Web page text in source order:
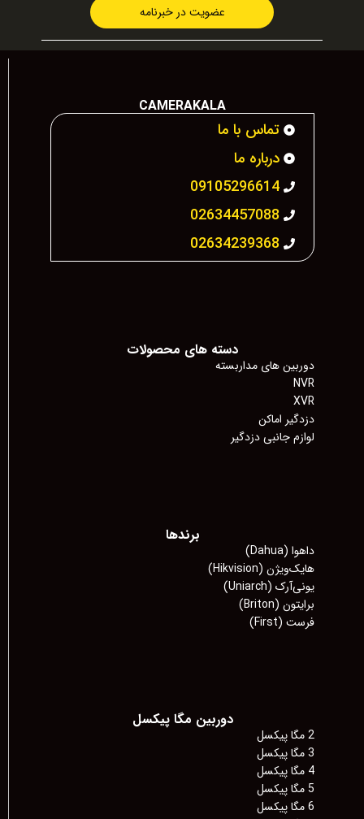
عضویت در خبرنامه
CAMERAKALA
تماس با ما
درباره ما
09105296614
02634457088
02634239368
دسته های محصولات
دوربین های مداربسته
NVR
XVR
دزدگیر اماکن
لوازم جانبی دزدگیر
برندها
داهوا (Dahua)
هایک‌ویژن (Hikvision)
یونی‌آرک (Uniarch)
برایتون (Briton)
فرست (First)
دوربین مگا پیکسل
2 مگا پیکسل
3 مگا پیکسل
4 مگا پیکسل
5 مگا پیکسل
6 مگا پیکسل